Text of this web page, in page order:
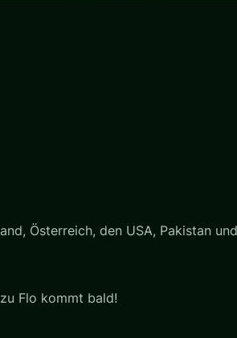
Österreich, den USA, Pakistan und
Flo kommt bald!